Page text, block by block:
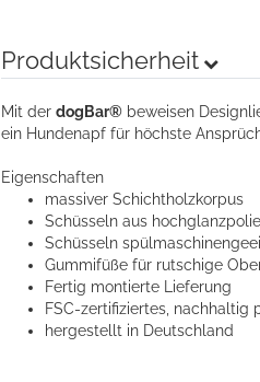
Produktsicherheit
Mit der dogBar® beweisen
ein Hundenapf für höchste
Eigenschaften
massiver Schichtholzkorpus
Schüsseln aus
Schüsseln
Gummifüße für rutschige
Fertig montierte Lieferung
FSC-zertifiziertes, nachhaltig
hergestellt in Deutschland